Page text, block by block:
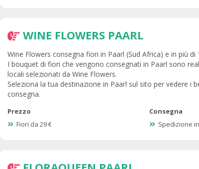
WINE FLOWERS PAARL
Wine Flowers consegna fiori in Paarl (Sud Africa) e in più di
I bouquet di fiori che vengono consegnati in Paarl sono
locali selezionati da Wine Flowers.
Seleziona la tua destinazione in Paarl sul sito per vedere i
consegna.
Prezzo
Fiori da 29 €
Consegna
Spedizione